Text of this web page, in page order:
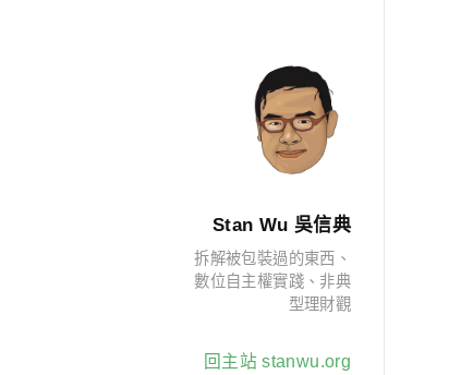
Stan Wu 吳信典
拆解被包裝過的東西、
數位自主權實踐、非典
型理財觀
回主站 stanwu.org